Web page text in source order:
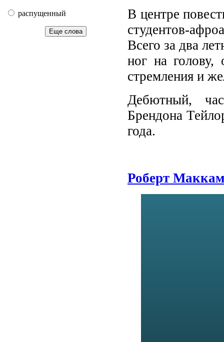
распущенный
Еще слова
В центре
студентов-
Всего за два
ног на голову,
стремления и
Дебютный,
Брендона
года.
Роберт